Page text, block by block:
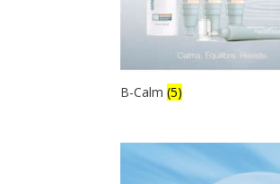
B-Calm(5)